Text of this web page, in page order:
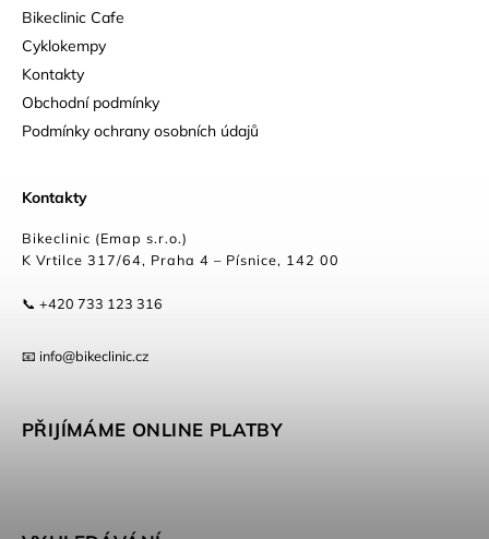
Bikeclinic Cafe
Cyklokempy
Kontakty
Obchodní podmínky
Podmínky ochrany osobních údajů
Kontakty
Bikeclinic (Emap s.r.o.)
K Vrtilce 317/64, Praha 4 – Písnice, 142 00
📞 +420 733 123 316
📧 info@bikeclinic.cz
PŘIJÍMÁME ONLINE PLATBY